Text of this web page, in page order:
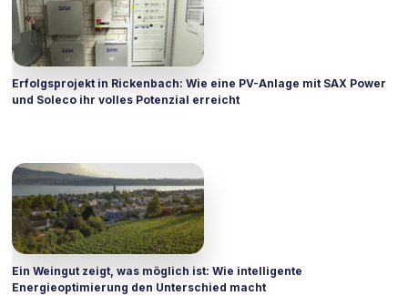
Erfolgsprojekt in Rickenbach: Wie eine PV-Anlage mit SAX Power
und Soleco ihr volles Potenzial erreicht
Ein Weingut zeigt, was möglich ist: Wie intelligente
Energieoptimierung den Unterschied macht